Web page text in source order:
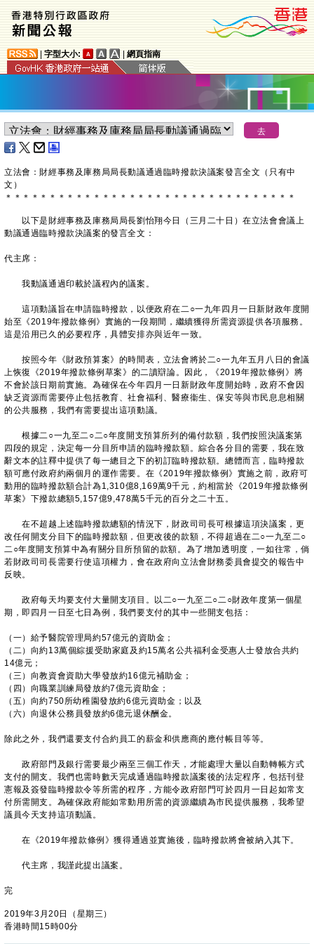
字型大小: 網頁指南
立法會：財經事務及庫務局局長動議通過臨時撥款決議案發言全文（只有中
文）
＊ ＊ ＊ ＊ ＊ ＊ ＊ ＊ ＊ ＊ ＊ ＊ ＊ ＊ ＊ ＊ ＊ ＊ ＊ ＊ ＊ ＊ ＊ ＊ ＊ ＊ ＊ ＊ ＊ ＊ ＊ ＊ ＊
以下是財經事務及庫務局局長劉怡翔今日（三月二十日）在立法會會議上
動議通過臨時撥款決議案的發言全文：
代主席：
我動議通過印載於議程內的議案。
這項動議旨在申請臨時撥款，以便政府在二○一九年四月一日新財政年度開
始至《2019年撥款條例》實施的一段期間，繼續獲得所需資源提供各項服務。
這是沿用已久的必要程序，具體安排亦與近年一致。
按照今年《財政預算案》的時間表，立法會將於二○一九年五月八日的會議
上恢復《2019年撥款條例草案》的二讀辯論。因此，《2019年撥款條例》將
不會於該日期前實施。為確保在今年四月一日新財政年度開始時，政府不會因
缺乏資源而需要停止包括教育、社會福利、醫療衞生、保安等與市民息息相關
的公共服務，我們有需要提出這項動議。
根據二○一九至二○二○年度開支預算所列的備付款額，我們按照決議案第
四段的規定，決定每一分目所申請的臨時撥款額。綜合各分目的需要，我在致
辭文本的註釋中提供了每一總目之下的初訂臨時撥款額。總體而言，臨時撥款
額可應付政府約兩個月的運作需要。在《2019年撥款條例》實施之前，政府可
動用的臨時撥款額合計為1,310億8,169萬9千元，約相當於《2019年撥款條例
草案》下撥款總額5,157億9,478萬5千元的百分之二十五。
在不超越上述臨時撥款總額的情況下，財政司司長可根據這項決議案，更
改任何開支分目下的臨時撥款額，但更改後的款額，不得超過在二○一九至二○
二○年度開支預算中為有關分目所預留的款額。為了增加透明度，一如往常，倘
若財政司司長需要行使這項權力，會在政府向立法會財務委員會提交的報告中
反映。
政府每天均要支付大量開支項目。以二○一九至二○二○財政年度第一個星
期，即四月一日至七日為例，我們要支付的其中一些開支包括：
（一）給予醫院管理局約57億元的資助金；
（二）向約13萬個綜援受助家庭及約15萬名公共福利金受惠人士發放合共約
14億元；
（三）向教資會資助大學發放約16億元補助金；
（四）向職業訓練局發放約7億元資助金；
（五）向約750所幼稚園發放約6億元資助金；以及
（六）向退休公務員發放約6億元退休酬金。
除此之外，我們還要支付合約員工的薪金和供應商的應付帳目等等。
政府部門及銀行需要最少兩至三個工作天，才能處理大量以自動轉帳方式
支付的開支。我們也需時數天完成通過臨時撥款議案後的法定程序，包括刊登
憲報及簽發臨時撥款令等所需的程序，方能令政府部門可於四月一日起如常支
付所需開支。為確保政府能如常動用所需的資源繼續為市民提供服務，我希望
議員今天支持這項動議。
在《2019年撥款條例》獲得通過並實施後，臨時撥款將會被納入其下。
代主席，我謹此提出議案。
完
2019年3月20日（星期三）
香港時間15時00分